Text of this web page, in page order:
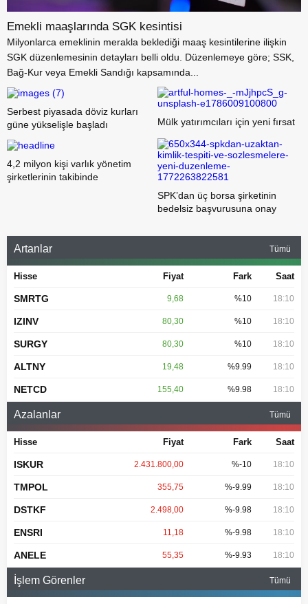
Emekli maaşlarında SGK kesintisi
Milyonlarca emeklinin merakla beklediği maaş kesintilerine ilişkin
SGK düzenlemesinin detayları belli oldu. Düzenlemeye göre; SSK,
Bağ-Kur veya Emekli Sandığı kapsamında...
Serbest piyasada döviz kurları
güne yükselişle başladı
Mülk yatırımcıları için yeni fırsat
4,2 milyon kişi varlık yönetim
şirketlerinin takibinde
SPK’dan üç borsa şirketinin
bedelsiz başvurusuna onay
Artanlar Tümü
Hisse Fiyat Fark Saat
SMRTG 9,68 %10 18:10
IZINV 80,30 %10 18:10
SURGY 80,30 %10 18:10
ALTNY 19,48 %9.99 18:10
NETCD 155,40 %9.98 18:10
Azalanlar Tümü
Hisse Fiyat Fark Saat
ISKUR 2.431.800,00 %-10 18:10
TMPOL 355,75 %-9.99 18:10
DSTKF 2.498,00 %-9.98 18:10
ENSRI 11,18 %-9.98 18:10
ANELE 55,35 %-9.93 18:10
İşlem Görenler Tümü